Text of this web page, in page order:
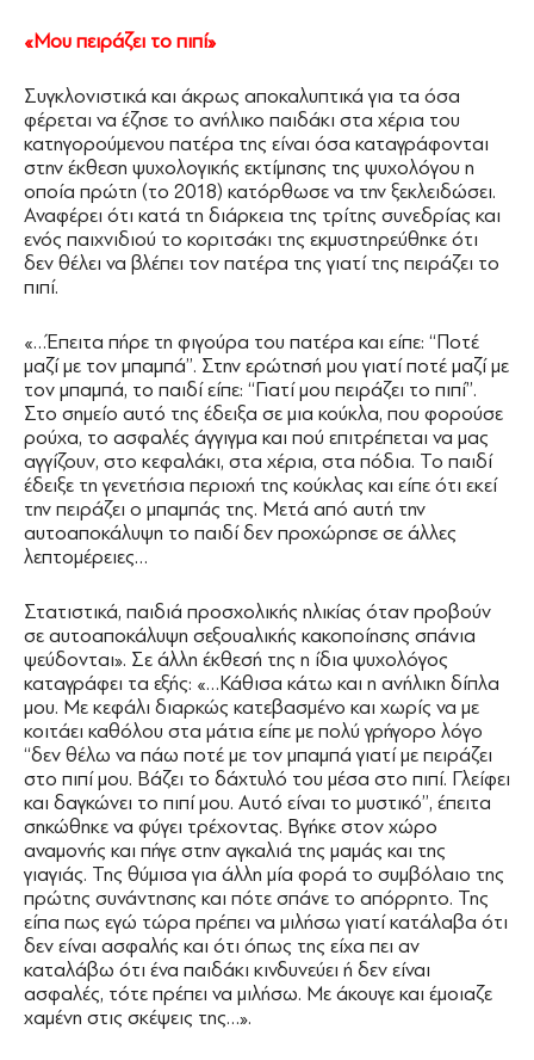
«Μου πειράζει το πιπί»
Συγκλονιστικά και άκρως αποκαλυπτικά για τα όσα
φέρεται να έζησε το ανήλικο παιδάκι στα χέρια του
κατηγορούμενου πατέρα της είναι όσα καταγράφονται
στην έκθεση ψυχολογικής εκτίμησης της ψυχολόγου η
οποία πρώτη (το 2018) κατόρθωσε να την ξεκλειδώσει.
Αναφέρει ότι κατά τη διάρκεια της τρίτης συνεδρίας και
ενός παιχνιδιού το κοριτσάκι της εκμυστηρεύθηκε ότι
δεν θέλει να βλέπει τον πατέρα της γιατί της πειράζει το
πιπί.
«…Έπειτα πήρε τη φιγούρα του πατέρα και είπε: ‘‘Ποτέ
μαζί με τον μπαμπά’’. Στην ερώτησή μου γιατί ποτέ μαζί με
τον μπαμπά, το παιδί είπε: ‘‘Γιατί μου πειράζει το πιπί’’.
Στο σημείο αυτό της έδειξα σε μια κούκλα, που φορούσε
ρούχα, το ασφαλές άγγιγμα και πού επιτρέπεται να μας
αγγίζουν, στο κεφαλάκι, στα χέρια, στα πόδια. Το παιδί
έδειξε τη γενετήσια περιοχή της κούκλας και είπε ότι εκεί
την πειράζει ο μπαμπάς της. Μετά από αυτή την
αυτοαποκάλυψη το παιδί δεν προχώρησε σε άλλες
λεπτομέρειες…
Στατιστικά, παιδιά προσχολικής ηλικίας όταν προβούν
σε αυτοαποκάλυψη σεξουαλικής κακοποίησης σπάνια
ψεύδονται». Σε άλλη έκθεσή της η ίδια ψυχολόγος
καταγράφει τα εξής: «…Κάθισα κάτω και η ανήλικη δίπλα
μου. Με κεφάλι διαρκώς κατεβασμένο και χωρίς να με
κοιτάει καθόλου στα μάτια είπε με πολύ γρήγορο λόγο
‘‘δεν θέλω να πάω ποτέ με τον μπαμπά γιατί με πειράζει
στο πιπί μου. Βάζει το δάχτυλό του μέσα στο πιπί. Γλείφει
και δαγκώνει το πιπί μου. Αυτό είναι το μυστικό’’, έπειτα
σηκώθηκε να φύγει τρέχοντας. Βγήκε στον χώρο
αναμονής και πήγε στην αγκαλιά της μαμάς και της
γιαγιάς. Της θύμισα για άλλη μία φορά το συμβόλαιο της
πρώτης συνάντησης και πότε σπάνε το απόρρητο. Της
είπα πως εγώ τώρα πρέπει να μιλήσω γιατί κατάλαβα ότι
δεν είναι ασφαλής και ότι όπως της είχα πει αν
καταλάβω ότι ένα παιδάκι κινδυνεύει ή δεν είναι
ασφαλές, τότε πρέπει να μιλήσω. Με άκουγε και έμοιαζε
χαμένη στις σκέψεις της…».